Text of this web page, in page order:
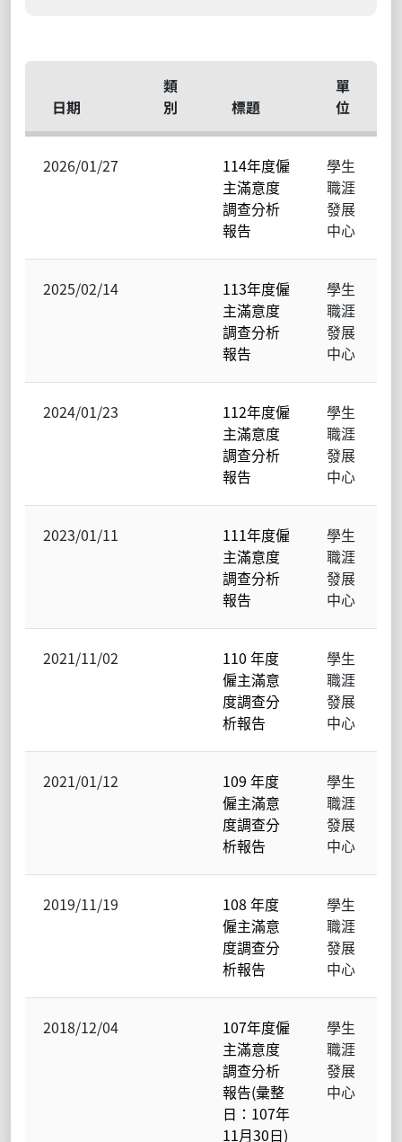
日期
類
別
標題
單
位
2026/01/27
114年度僱
主滿意度
調查分析
報告
學生
職涯
發展
中心
2025/02/14
113年度僱
主滿意度
調查分析
報告
學生
職涯
發展
中心
2024/01/23
112年度僱
主滿意度
調查分析
報告
學生
職涯
發展
中心
2023/01/11
111年度僱
主滿意度
調查分析
報告
學生
職涯
發展
中心
2021/11/02
110 年度
僱主滿意
度調查分
析報告
學生
職涯
發展
中心
2021/01/12
109 年度
僱主滿意
度調查分
析報告
學生
職涯
發展
中心
2019/11/19
108 年度
僱主滿意
度調查分
析報告
學生
職涯
發展
中心
2018/12/04
107年度僱
主滿意度
調查分析
報告(彙整
日：107年
11月30日)
學生
職涯
發展
中心